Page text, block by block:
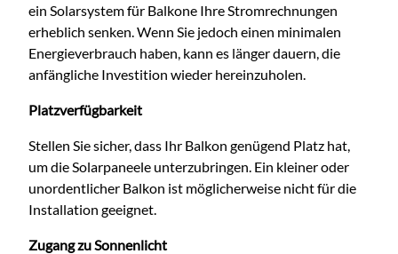
ein Solarsystem für Balkone Ihre Stromrechnungen
erheblich senken. Wenn Sie jedoch einen minimalen
Energieverbrauch haben, kann es länger dauern, die
anfängliche Investition wieder hereinzuholen.
Platzverfügbarkeit
Stellen Sie sicher, dass Ihr Balkon genügend Platz hat,
um die Solarpaneele unterzubringen. Ein kleiner oder
unordentlicher Balkon ist möglicherweise nicht für die
Installation geeignet.
Zugang zu Sonnenlicht